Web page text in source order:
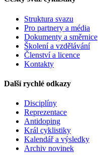
Struktura svazu
Pro partnery a média
Dokumenty a směrnice
Školení a vzdělávání
Členství a licence
Kontakty
Další rychlé odkazy
Disciplíny
Reprezentace
Antidoping
Král cyklistiky
Kalendář a výsledky
Archiv novinek